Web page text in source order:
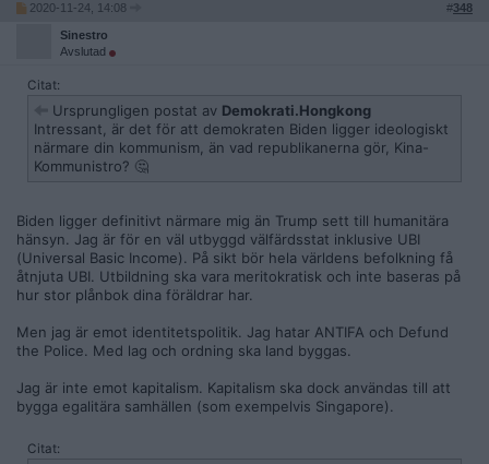
2020-11-24, 14:08 #348
Sinestro
Avslutad
Citat:
Ursprungligen postat av Demokrati.Hongkong
Intressant, är det för att demokraten Biden ligger ideologiskt
närmare din kommunism, än vad republikanerna gör, Kina-
Kommunistro? 🤔
Biden ligger definitivt närmare mig än Trump sett till humanitära
hänsyn. Jag är för en väl utbyggd välfärdsstat inklusive UBI
(Universal Basic Income). På sikt bör hela världens befolkning få
åtnjuta UBI. Utbildning ska vara meritokratisk och inte baseras på
hur stor plånbok dina föräldrar har.
Men jag är emot identitetspolitik. Jag hatar ANTIFA och Defund
the Police. Med lag och ordning ska land byggas.
Jag är inte emot kapitalism. Kapitalism ska dock användas till att
bygga egalitära samhällen (som exempelvis Singapore).
Citat: